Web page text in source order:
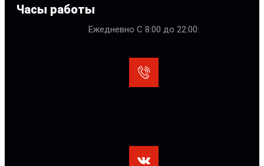
Часы работы
Ежедневно С 8:00 до 22:00: